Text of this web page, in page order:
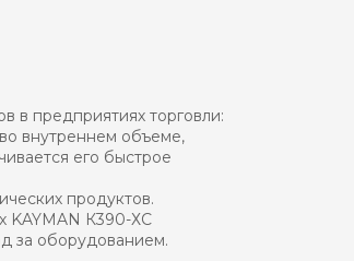
в предприятиях торговли:
внутреннем объеме,
его быстрое
продуктов.
KAYMAN К390-ХС
за оборудованием.